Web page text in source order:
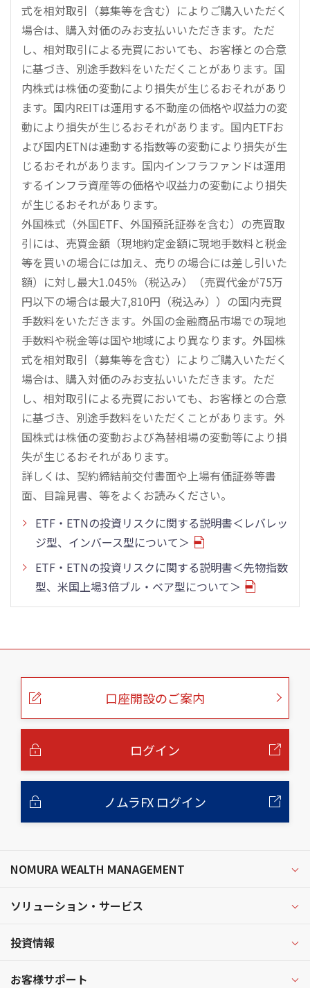
式を相対取引（募集等を含む）によりご購入いただく
場合は、購入対価のみお支払いいただきます。ただ
し、相対取引による売買においても、お客様との合意
に基づき、別途手数料をいただくことがあります。国
内株式は株価の変動により損失が生じるおそれがあり
ます。国内REITは運用する不動産の価格や収益力の変
動により損失が生じるおそれがあります。国内ETFお
よび国内ETNは連動する指数等の変動により損失が生
じるおそれがあります。国内インフラファンドは運用
するインフラ資産等の価格や収益力の変動により損失
が生じるおそれがあります。
外国株式（外国ETF、外国預託証券を含む）の売買取
引には、売買金額（現地約定金額に現地手数料と税金
等を買いの場合には加え、売りの場合には差し引いた
額）に対し最大1.045％（税込み）（売買代金が75万
円以下の場合は最大7,810円（税込み））の国内売買
手数料をいただきます。外国の金融商品市場での現地
手数料や税金等は国や地域により異なります。外国株
式を相対取引（募集等を含む）によりご購入いただく
場合は、購入対価のみお支払いいただきます。ただ
し、相対取引による売買においても、お客様との合意
に基づき、別途手数料をいただくことがあります。外
国株式は株価の変動および為替相場の変動等により損
失が生じるおそれがあります。
詳しくは、契約締結前交付書面や上場有価証券等書
面、目論見書、等をよくお読みください。
ETF・ETNの投資リスクに関する説明書＜レバレッ
ジ型、インバース型について＞
ETF・ETNの投資リスクに関する説明書＜先物指数
型、米国上場3倍ブル・ベア型について＞
こ
口座開設のご案内
ログイン
ノムラFX ログイン
NOMURA WEALTH MANAGEMENT
ソリューション・サービス
投資情報
お客様サポート